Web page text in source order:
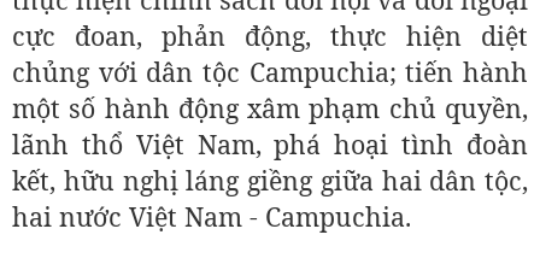
cực đoan, phản động, thực hiện diệt
chủng với dân tộc Campuchia; tiến hành
một số hành động xâm phạm chủ quyền,
lãnh thổ Việt Nam, phá hoại tình đoàn
kết, hữu nghị láng giềng giữa hai dân tộc,
hai nước Việt Nam - Campuchia.